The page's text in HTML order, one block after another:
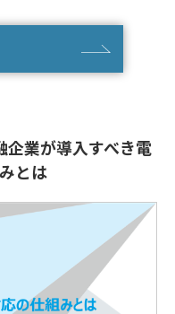
企業が導入すべき電
とは